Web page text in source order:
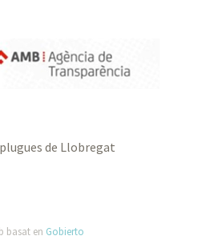
de Llobregat
basat en Gobierto